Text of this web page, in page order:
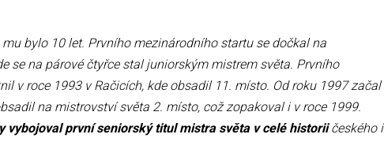
bylo 10 let. Prvního mezinárodního startu se dočkal na
se na párové čtyřce stal juniorským mistrem světa. Prvního
v roce 1993 v Račicích, kde obsadil 11. místo. Od roku 1997 začal
na mistrovství světa 2. místo, což zopakoval i v roce 1999.
vybojoval první seniorský titul mistra světa v celé historiičeského i